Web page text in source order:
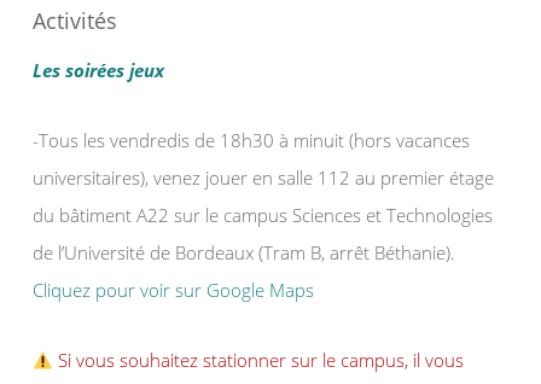
Activités
Les soirées jeux
-Tous les vendredis de 18h30 à minuit (hors vacances
universitaires), venez jouer en salle 112 au premier étage
du bâtiment A22 sur le campus Sciences et Technologies
de l’Université de Bordeaux (Tram B, arrêt Béthanie).
Cliquez pour voir sur Google Maps
Si vous souhaitez stationner sur le campus, il vous